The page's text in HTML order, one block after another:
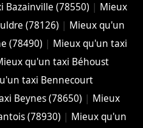
Bazainville (78550) | Mieux
(78126) | Mieux qu'un
(78490) | Mieux qu'un taxi
qu'un taxi Béhoust
taxi Bennecourt
Beynes (78650) | Mieux
(78930) | Mieux qu'un